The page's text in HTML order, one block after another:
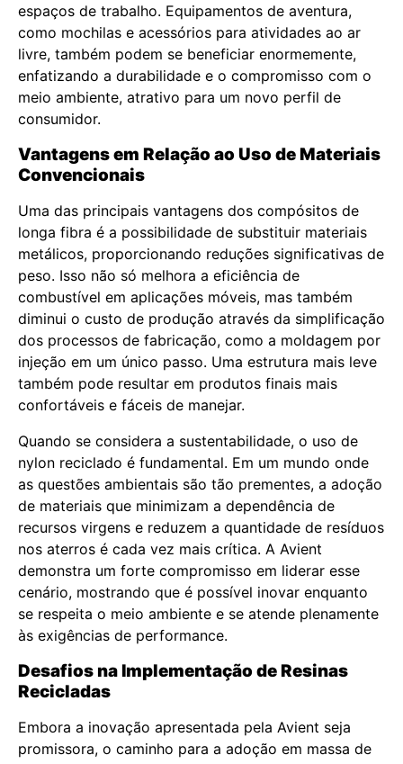
espaços de trabalho. Equipamentos de aventura,
como mochilas e acessórios para atividades ao ar
livre, também podem se beneficiar enormemente,
enfatizando a durabilidade e o compromisso com o
meio ambiente, atrativo para um novo perfil de
consumidor.
Vantagens em Relação ao Uso de Materiais
Convencionais
Uma das principais vantagens dos compósitos de
longa fibra é a possibilidade de substituir materiais
metálicos, proporcionando reduções significativas de
peso. Isso não só melhora a eficiência de
combustível em aplicações móveis, mas também
diminui o custo de produção através da simplificação
dos processos de fabricação, como a moldagem por
injeção em um único passo. Uma estrutura mais leve
também pode resultar em produtos finais mais
confortáveis e fáceis de manejar.
Quando se considera a sustentabilidade, o uso de
nylon reciclado é fundamental. Em um mundo onde
as questões ambientais são tão prementes, a adoção
de materiais que minimizam a dependência de
recursos virgens e reduzem a quantidade de resíduos
nos aterros é cada vez mais crítica. A Avient
demonstra um forte compromisso em liderar esse
cenário, mostrando que é possível inovar enquanto
se respeita o meio ambiente e se atende plenamente
às exigências de performance.
Desafios na Implementação de Resinas
Recicladas
Embora a inovação apresentada pela Avient seja
promissora, o caminho para a adoção em massa de